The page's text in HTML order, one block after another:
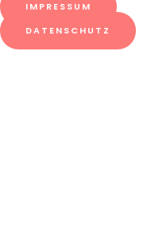
IMPRESSUM
DATENSCHUTZ